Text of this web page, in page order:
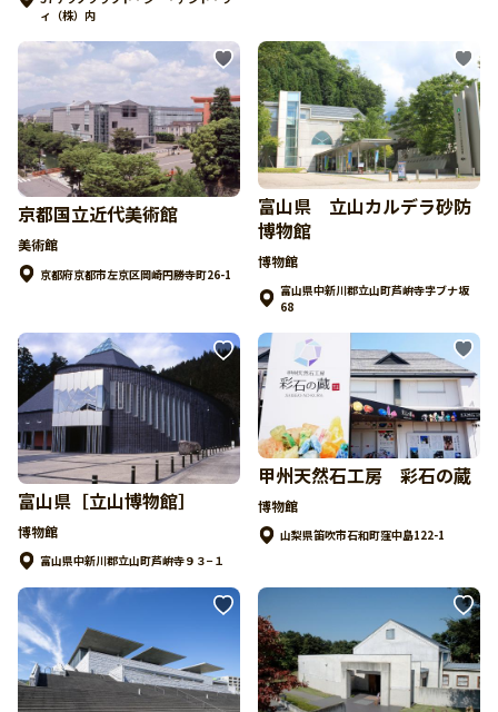
ィ（株）内
京都国立近代美術館
美術館
京都府京都市左京区岡崎円勝寺町26-1
富山県 立山カルデラ砂防
博物館
博物館
富山県中新川郡立山町芦峅寺字ブナ坂
68
富山県［立山博物館］
博物館
富山県中新川郡立山町芦峅寺９３−１
甲州天然石工房 彩石の蔵
博物館
山梨県笛吹市石和町窪中島122-1